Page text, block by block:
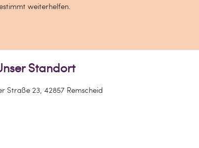
weiterhelfen.
Standort
Straße 23, 42857 Remscheid